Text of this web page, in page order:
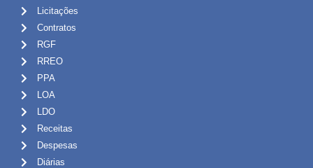
Licitações
Contratos
RGF
RREO
PPA
LOA
LDO
Receitas
Despesas
Diárias